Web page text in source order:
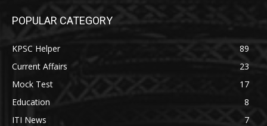
POPULAR CATEGORY
KPSC Helper
89
Current Affairs
23
Mock Test
17
Education
8
ITI News
7